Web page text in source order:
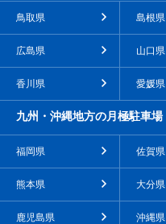
鳥取県 島根県
広島県 山口県
香川県 愛媛県
九州・沖縄地方の月極駐車場
福岡県 佐賀県
熊本県 大分県
鹿児島県 沖縄県